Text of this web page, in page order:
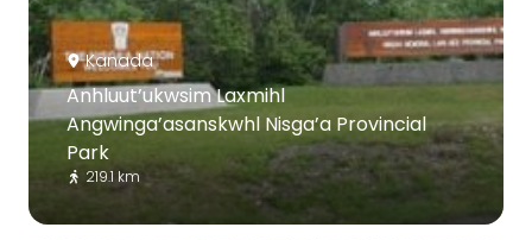
Kanada
Anhluut’ukwsim Laxmihl
Angwinga’asanskwhl Nisga’a Provincial
Park
219.1 km